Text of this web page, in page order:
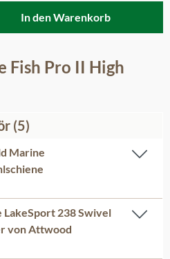
In den Warenkorb
Fish Pro II High
(5)
Marine
LakeSport 238 Swivel
von Attwood